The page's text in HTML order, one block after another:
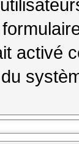
activé